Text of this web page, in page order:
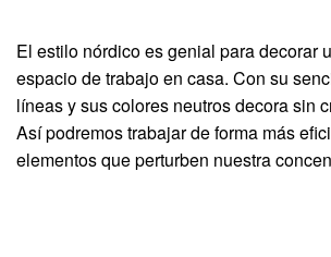
El estilo nórdico es genial para decorar
espacio de trabajo en casa. Con su
líneas y sus colores neutros decora sin
Así podremos trabajar de forma más
elementos que perturben nuestra